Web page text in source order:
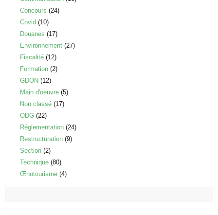
Concours (24)
Covid (10)
Douanes (17)
Environnement (27)
Fiscalité (12)
Formation (2)
GDON (12)
Main d'oeuvre (5)
Non classé (17)
ODG (22)
Réglementation (24)
Restructuration (9)
Section (2)
Technique (80)
Œnotourisme (4)